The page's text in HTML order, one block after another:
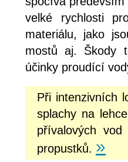
velké rychlosti
materiálu, jako
mostů aj. Škody
účinky proudící
Při intenzivních
splachy na
přívalových
propustků. »